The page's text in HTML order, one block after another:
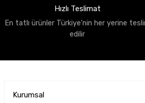
Hızlı Teslimat
En tatlı ürünler Türkiye'nin her yerine
edilir
Kurumsal